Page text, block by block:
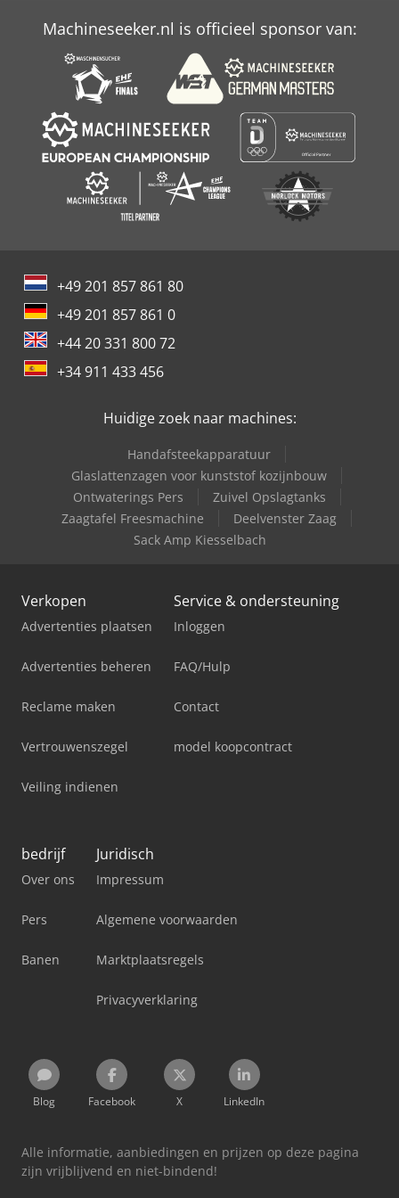
Sunnen Mbb 1650
Sunnen Mbc 1805
Machineseeker.nl is officieel sponsor van:
+49 201 857 861 80
+49 201 857 861 0
+44 20 331 800 72
+34 911 433 456
Huidige zoek naar machines:
Handafsteekapparatuur
Glaslattenzagen voor kunststof kozijnbouw
Ontwaterings Pers
Zuivel Opslagtanks
Zaagtafel Freesmachine
Deelvenster Zaag
Sack Amp Kiesselbach
Verkopen
Advertenties plaatsen
Advertenties beheren
Reclame maken
Vertrouwenszegel
Veiling indienen
Service & ondersteuning
Inloggen
FAQ/Hulp
Contact
model koopcontract
bedrijf
Over ons
Pers
Banen
Juridisch
Impressum
Algemene voorwaarden
Marktplaatsregels
Privacyverklaring
Blog Facebook X LinkedIn
Alle informatie, aanbiedingen en prijzen op deze pagina
zijn vrijblijvend en niet-bindend!